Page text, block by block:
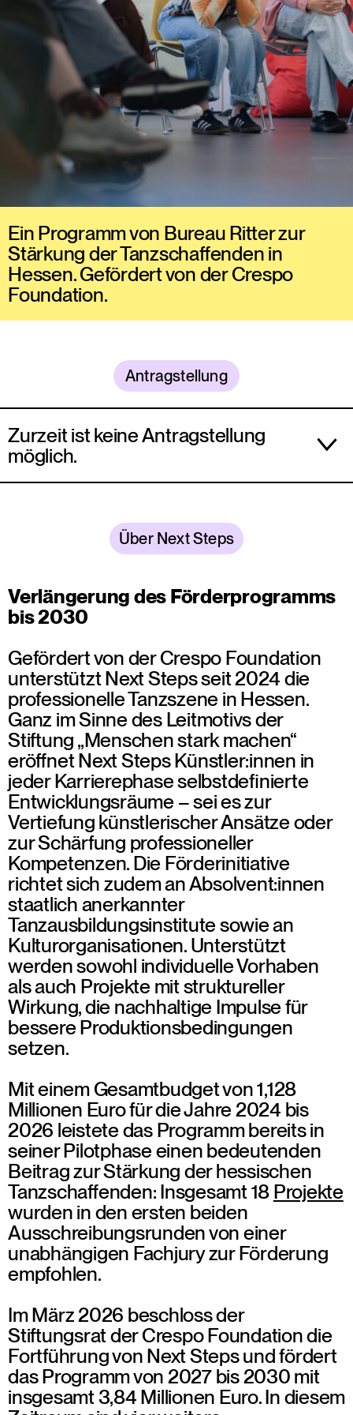
Ein Programm von Bureau Ritter zur
Stärkung der Tanzschaffenden in
Hessen. Gefördert von der Crespo
Foundation.
Antragstellung
Zurzeit ist keine Antragstellung
möglich.
Jahr 2028) ist für das Frühjahr 2027 geplant.
Die genauen Termine werden im Herbst 2026
Anträge für Förderlinie B (Projektlaufzeit: 24
Monate 2029–2030) können erst wieder im
Registrieren Sie sich gerne für unseren
Newsletter, um informiert zu bleiben.
Grundsätzlich antragsberechtigt sind
professionell arbeitende Tanzschaffende
unabhängig von ihrem Ausbildungsweg – ob
als Einzelperson, Ensemble oder Kollektiv –,
Absolvent:innen staatlich anerkannter
Tanzausbildungsinstitute sowie Festivals,
Spielstätten, Hochschulen, Produktionszentren,
Produktionsbüros und Kooperationsnetzwerke
der Tanzszene. Voraussetzung ist ein Sitz bzw.
Wohnsitz (bei natürlichen Personen) in Hessen.
Über Next Steps
Verlängerung des Förderprogramms
bis 2030
Gefördert von der Crespo Foundation
unterstützt Next Steps seit 2024 die
professionelle Tanzszene in Hessen.
Ganz im Sinne des Leitmotivs der
Stiftung „Menschen stark machen“
eröffnet Next Steps Künstler:innen in
jeder Karrierephase selbstdefinierte
Entwicklungsräume – sei es zur
Vertiefung künstlerischer Ansätze oder
zur Schärfung professioneller
Kompetenzen. Die Förderinitiative
richtet sich zudem an Absolvent:innen
staatlich anerkannter
Tanzausbildungsinstitute sowie an
Kulturorganisationen. Unterstützt
werden sowohl individuelle Vorhaben
als auch Projekte mit struktureller
Wirkung, die nachhaltige Impulse für
bessere Produktionsbedingungen
setzen.
Mit einem Gesamtbudget von 1,128
Millionen Euro für die Jahre 2024 bis
2026 leistete das Programm bereits in
seiner Pilotphase einen bedeutenden
Beitrag zur Stärkung der hessischen
Tanzschaffenden: Insgesamt 18 Projekte
wurden in den ersten beiden
Ausschreibungsrunden von einer
unabhängigen Fachjury zur Förderung
empfohlen.
Im März 2026 beschloss der
Stiftungsrat der Crespo Foundation die
Fortführung von Next Steps und fördert
das Programm von 2027 bis 2030 mit
insgesamt 3,84 Millionen Euro. In diesem